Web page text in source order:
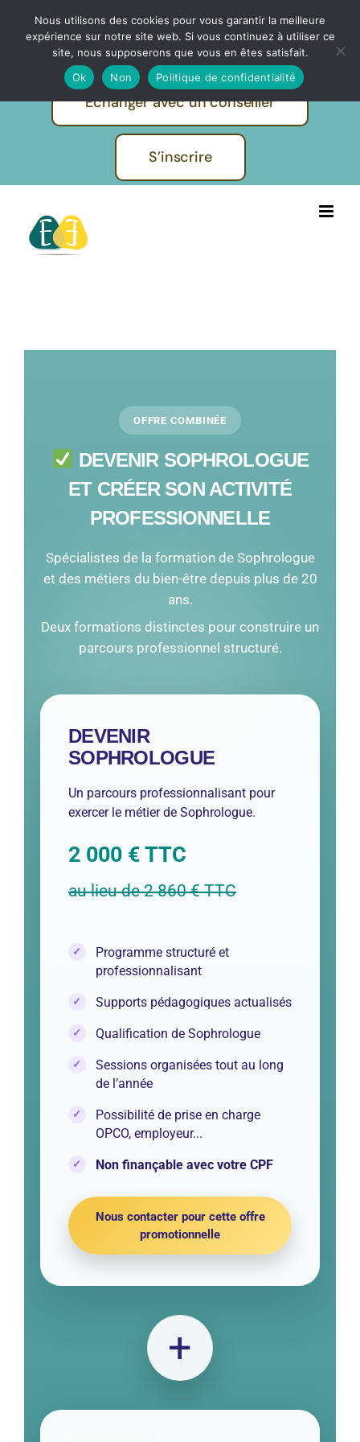
IBF | EVOLUTION FORMATIONS -
Pratiques et métiers de l'humain
Echanger avec un conseiller
S’inscrire
OFFRE COMBINÉE
DEVENIR SOPHROLOGUE
ET CRÉER SON ACTIVITÉ
PROFESSIONNELLE
Spécialistes de la formation de Sophrologue
et des métiers du bien-être depuis plus de 20
ans.
Deux formations distinctes pour construire un
parcours professionnel structuré.
DEVENIR
SOPHROLOGUE
Un parcours professionnalisant pour
exercer le métier de Sophrologue.
2 000 € TTC
au lieu de 2 860 € TTC
Programme structuré et
professionnalisant
Supports pédagogiques actualisés
Qualification de Sophrologue
Sessions organisées tout au long
de l’année
Possibilité de prise en charge
OPCO, employeur...
Non finançable avec votre CPF
Nous contacter pour cette offre
promotionnelle
+
Nous utilisons des cookies pour vous garantir la meilleure
expérience sur notre site web. Si vous continuez à utiliser ce
site, nous supposerons que vous en êtes satisfait.
Ok
Non Politique de confidentialité